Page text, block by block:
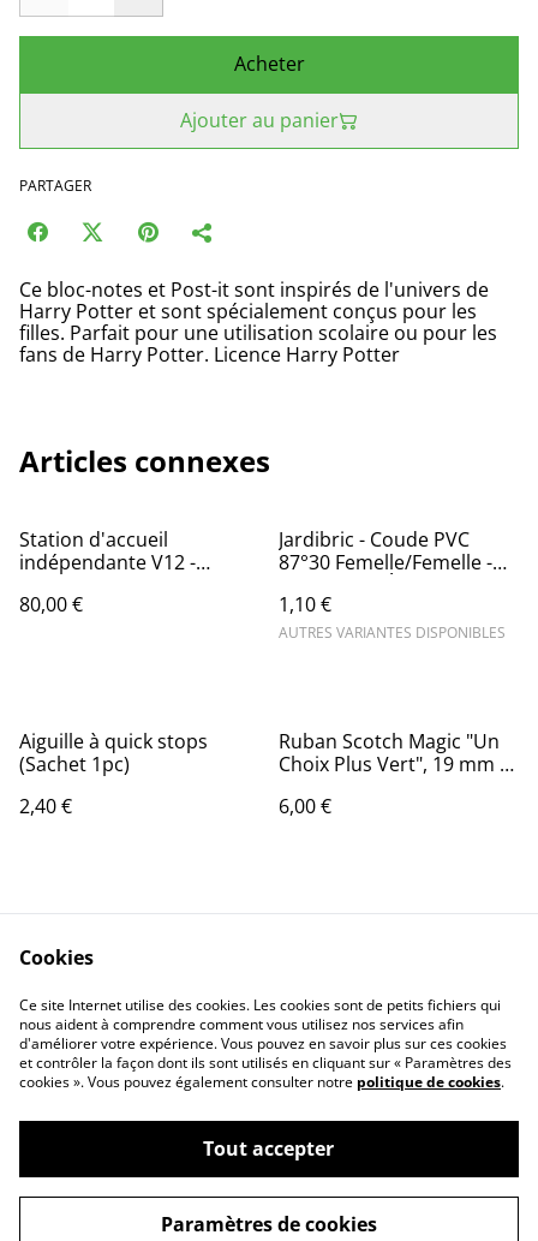
Acheter
Ajouter au panier
PARTAGER
Ce bloc-notes et Post-it sont inspirés de l'univers de
Harry Potter et sont spécialement conçus pour les
filles. Parfait pour une utilisation scolaire ou pour les
fans de Harry Potter. Licence Harry Potter
Articles connexes
Station d'accueil
indépendante V12 -
aspirateur et accessoires
80,00 €
Jardibric - Coude PVC
87°30 Femelle/Femelle -
Robustes
1,10 €
AUTRES VARIANTES DISPONIBLES
Aiguille à quick stops
(Sachet 1pc)
2,40 €
Ruban Scotch Magic "Un
Choix Plus Vert", 19 mm x
Recyclé - Ruban adhésif
6,00 €
Contactez-nous
Conditions
Politique de
confidentialité
Politique de cookies
©2026QUINCAILLERIE DE LA SCIE
Cookies
Ce site Internet utilise des cookies. Les cookies sont de petits fichiers qui
nous aident à comprendre comment vous utilisez nos services afin
d'améliorer votre expérience. Vous pouvez en savoir plus sur ces cookies
et contrôler la façon dont ils sont utilisés en cliquant sur « Paramètres des
cookies ». Vous pouvez également consulter notre politique de cookies.
Tout accepter
Paramètres de cookies